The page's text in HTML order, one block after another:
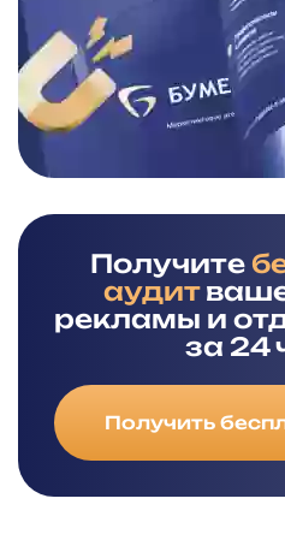
Получите
аудит
рекламы и
за 24
Получить